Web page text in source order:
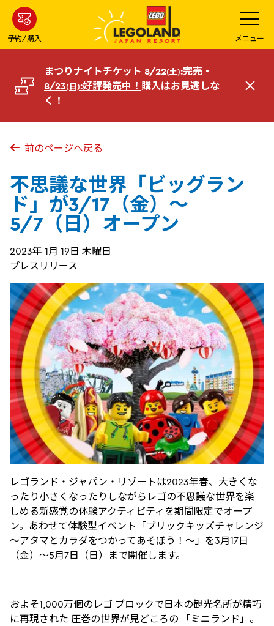
ン
コ
へ
予約/購入
メ
ニ
ュ
ー
を
開
メニュー
まつりナイトチケット 8/22(土):完売・
8/23(日):好評発売中！ 購入はお見逃しな
く！
閉
前のページへ戻る
不思議な世界「ビッグラン
ド」が3/17（金）～
5/7（日）オープン
2023年 1月 19日 木曜日
プレスリリース
レゴランド・ジャパン・リゾートは2023年春、大きくな
ったり小さくなったりしながらレゴの不思議な世界を楽
しめる新感覚の体験アクティビティを期間限定でオープ
ン。あわせて体験型イベント「ブリックキッズチャレンジ
～アタマとカラダをつかってあそぼう！～」を3月17日
（金）～5月7日（日）まで開催します。
およそ1,000万個のレゴ ブロックで日本の観光名所が精巧
に再現された 圧巻の世界が見どころの 「ミニランド」。